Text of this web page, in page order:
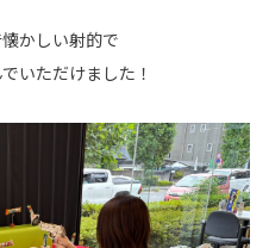
かしい射的で
いただけました！